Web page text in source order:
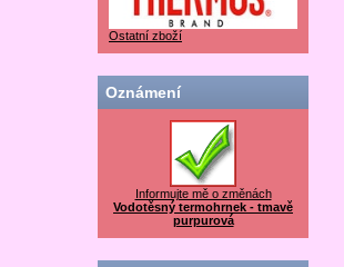
Ostatní zboží
Oznámení
Informujte mě o změnách
Vodotěsný termohrnek - tmavě
purpurová